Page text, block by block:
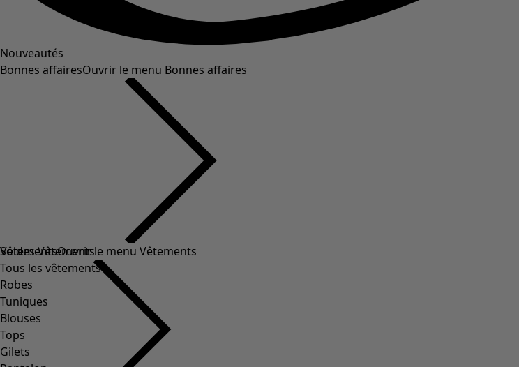
Nouveautés
Bonnes affairesOuvrir le menu Bonnes affaires
Soldes Vêtements
Tous les vêtements
Robes
Tuniques
Blouses
Tops
Gilets
VêtementsOuvrir le menu Vêtements